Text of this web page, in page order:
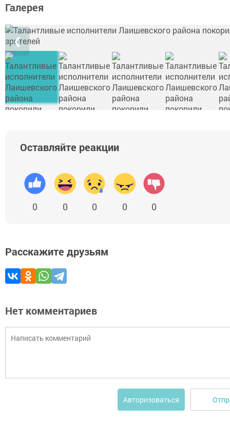
Галерея
❮
Оставляйте реакции
0 0 0 0 0
Расскажите друзьям
Нет комментариев
Авторизоваться